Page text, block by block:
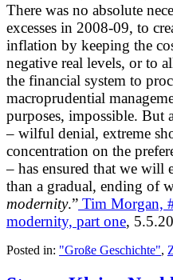
There was no absolute
excesses in 2008-09, to
inflation by keeping the
negative real levels, or to
the financial system to
macroprudential
purposes, impossible. But
– wilful denial, extreme
concentration on the
– has ensured that we will
than a gradual, ending of
modernity.” Tim Morgan,
modernity, part one,
Posted in: "Große Geschichte",